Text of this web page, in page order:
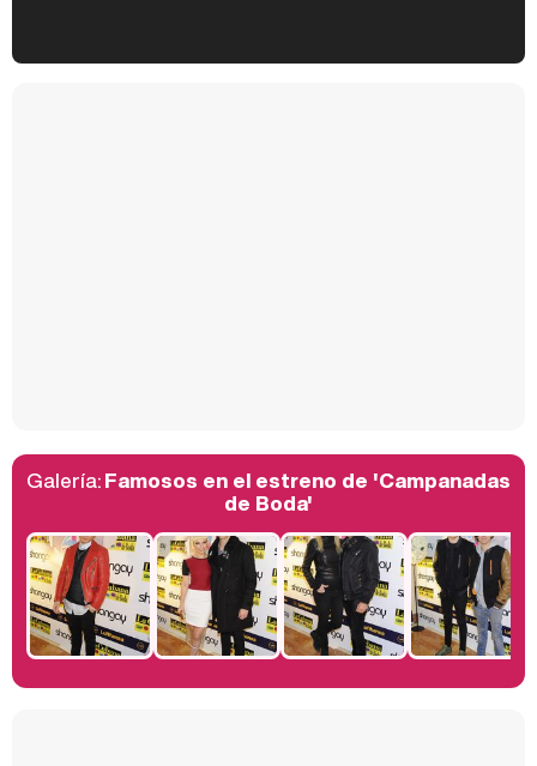
Belén Esteban: "Estoy emocionada, muy contenta y muy feliz por llegar a RTVE"
Manu Baqueiro: "Tuve como referente a Bruce Willis en 'Luz de Luna' para mi trabajo en la serie 'Perdiendo el juicio'"
Galería:Famosos en el estreno de 'Campanadas
de Boda'